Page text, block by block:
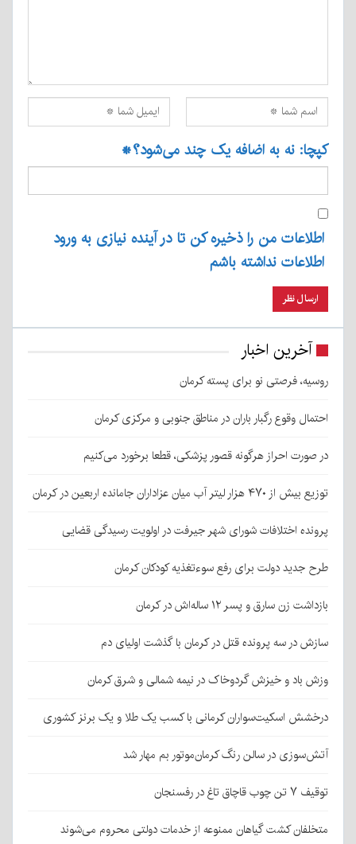
کپچا: نه به اضافه یک چند می‌شود؟*
اطلاعات من را ذخیره کن تا در آینده نیازی به ورود
اطلاعات نداشته باشم
آخرین اخبار
روسیه، فرصتی نو برای پسته کرمان
احتمال وقوع رگبار باران در مناطق جنوبی و مرکزی کرمان
در صورت احراز هرگونه قصور پزشکی، قطعا برخورد می‌کنیم
توزیع بیش از ۴۷۰ هزار لیتر آب میان عزاداران جامانده اربعین در کرمان
پرونده اختلافات شورای شهر جیرفت در اولویت رسیدگی قضایی
طرح جدید دولت برای رفع سوءتغذیه کودکان کرمان
بازداشت زن سارق و پسر ۱۲ ساله‌اش در کرمان
سازش در سه پرونده قتل در کرمان با گذشت اولیای دم
وزش باد و خیزش گردوخاک در نیمه شمالی و شرق کرمان
درخشش اسکیت‌سواران کرمانی با کسب یک طلا و یک برنز کشوری
آتش‌سوزی در سالن رنگ کرمان‌موتور بم مهار شد
توقیف ۷ تن چوب قاچاق تاغ در رفسنجان
متخلفان کشت گیاهان ممنوعه از خدمات دولتی محروم می‌شوند